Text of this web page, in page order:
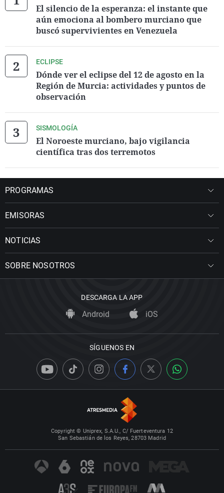
El silencio de la esperanza: el instante que
aún emociona al bombero murciano que
buscó supervivientes en Venezuela
ECLIPSE
Dónde ver el eclipse del 12 de agosto en la
Región de Murcia: actividades y puntos de
observación
SISMOLOGÍA
El Noroeste murciano, bajo vigilancia
científica tras dos terremotos
PROGRAMAS
EMISORAS
NOTICIAS
SOBRE NOSOTROS
DESCARGA LA APP
Android iOS
SÍGUENOS EN
Copyright © Uniprex, S.A.U., C/ Fuerteventura 12
San Sebastián de los Reyes, 28703 Madrid